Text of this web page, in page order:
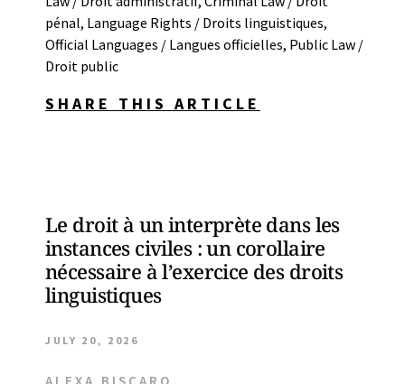
pénal, Language Rights / Droits linguistiques,
Official Languages / Langues officielles, Public Law /
Droit public
SHARE THIS ARTICLE
Le droit à un interprète dans les
instances civiles : un corollaire
nécessaire à l’exercice des droits
linguistiques
JULY 20, 2026